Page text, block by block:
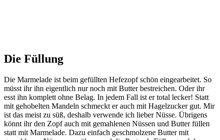
Die Füllung
Die Marmelade ist beim gefüllten Hefezopf schön eingearbeitet. So
müsst ihr ihn eigentlich nur noch mit Butter bestreichen. Oder ihr
esst ihn komplett ohne Belag. In jedem Fall ist er total lecker! Statt
mit gehobelten Mandeln schmeckt er auch mit Hagelzucker gut. Mir
ist das meist zu süß, deshalb verwende ich lieber Nüsse. Übrigens
könnt ihr den Zopf auch mit gemahlenen Nüssen und Butter füllen
statt mit Marmelade. Dazu einfach geschmolzene Butter mit